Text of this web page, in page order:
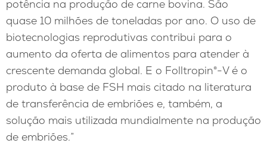
potência na produção de carne bovina. São
quase 10 milhões de toneladas por ano. O uso de
biotecnologias reprodutivas contribui para o
aumento da oferta de alimentos para atender à
crescente demanda global. E o Folltropin®-V é o
produto à base de FSH mais citado na literatura
de transferência de embriões e, também, a
solução mais utilizada mundialmente na produção
de embriões.”